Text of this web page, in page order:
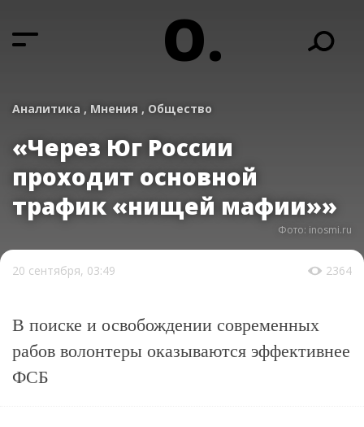
О.
Аналитика , Мнения , Общество
«Через Юг России
проходит основной
трафик «нищей мафии»»
Фото: inosmi.ru
20 сентября, 03:49 2364
В поиске и освобождении современных
рабов волонтеры оказываются эффективнее
ФСБ